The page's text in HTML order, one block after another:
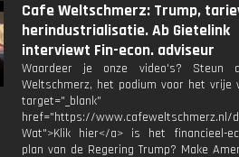
Cafe Weltschmerz: Trump,
herindustrialisatie. Ab Gietelink
interviewt Fin-econ. adviseur
Waardeer je onze video's? Steun
Weltschmerz, het podium voor het vrije
target="_blank"
href="https://www.cafeweltschmerz.nl/
Wat">Klik hier</a> is het financieel-
plan van de Regering Trump? Make